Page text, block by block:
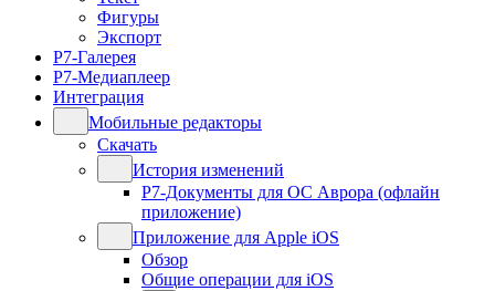
Фигуры
Экспорт
Р7-Галерея
Р7-Медиаплеер
Интеграция
Мобильные редакторы
Скачать
История изменений
Р7-Документы для ОС Аврора (офлайн
приложение)
Приложение для Apple iOS
Обзор
Общие операции для iOS